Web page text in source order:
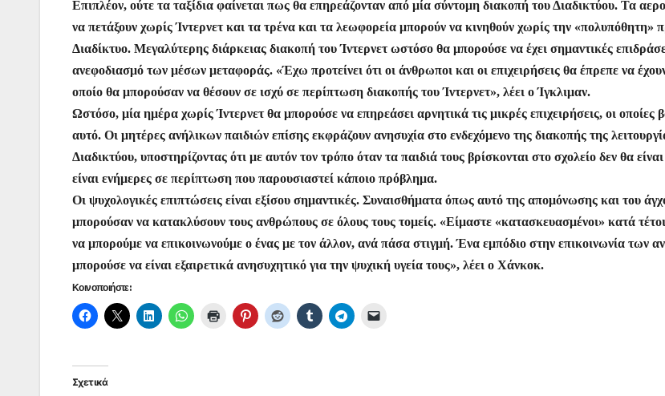
Επιπλέον, ούτε τα ταξίδια φαίνεται πως θα επηρεάζονταν από μία σύντομη διακοπή του Διαδικτύου. Τα
να πετάξουν χωρίς Ίντερνετ και τα τρένα και τα λεωφορεία μπορούν να κινηθούν χωρίς την «πολυπόθητη»
Διαδίκτυο. Μεγαλύτερης διάρκειας διακοπή του Ίντερνετ ωστόσο θα μπορούσε να έχει σημαντικές
ανεφοδιασμό των μέσων μεταφοράς. «Έχω προτείνει ότι οι άνθρωποι και οι επιχειρήσεις θα έπρεπε να
οποίο θα μπορούσαν να θέσουν σε ισχύ σε περίπτωση διακοπής του Ίντερνετ», λέει ο Ίγκλιμαν.
Ωστόσο, μία ημέρα χωρίς Ίντερνετ θα μπορούσε να επηρεάσει αρνητικά τις μικρές επιχειρήσεις, οι οποίες
αυτό. Οι μητέρες ανήλικων παιδιών επίσης εκφράζουν ανησυχία στο ενδεχόμενο της διακοπής της
Διαδικτύου, υποστηρίζοντας ότι με αυτόν τον τρόπο όταν τα παιδιά τους βρίσκονται στο σχολείο δεν θα
είναι ενήμερες σε περίπτωση που παρουσιαστεί κάποιο πρόβλημα.
Οι ψυχολογικές επιπτώσεις είναι εξίσου σημαντικές. Συναισθήματα όπως αυτό της απομόνωσης και του
μπορούσαν να κατακλύσουν τους ανθρώπους σε όλους τους τομείς. «Είμαστε «κατασκευασμένοι» κατά
να μπορούμε να επικοινωνούμε ο ένας με τον άλλον, ανά πάσα στιγμή. Ένα εμπόδιο στην επικοινωνία των
μπορούσε να είναι εξαιρετικά ανησυχητικό για την ψυχική υγεία τους», λέει ο Χάνκοκ.
Κοινοποιήστε:
Σχετικά